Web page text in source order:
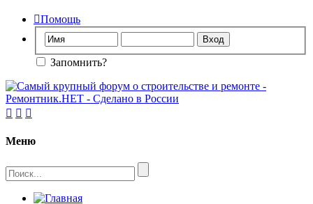
Помощь
Запомнить?
  
Меню